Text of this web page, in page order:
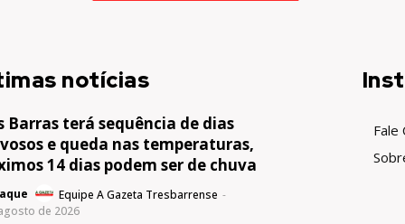
notícias
Barras terá sequência de dias
e queda nas temperaturas,
14 dias podem ser de chuva
Equipe A Gazeta Tresbarrense -
de 2026
Fale